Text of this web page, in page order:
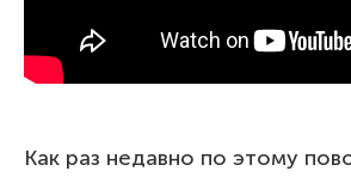
Как раз недавно по этому